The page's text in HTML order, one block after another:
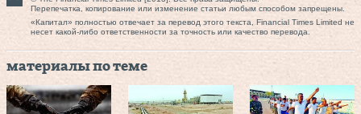
Перепечатка, копирование или изменение статьи любым способом запрещены.
«Капитал» полностью отвечает за перевод этого текста, Financial Times Limited не
несет какой-либо ответственности за точность или качество перевода.
материалы по теме